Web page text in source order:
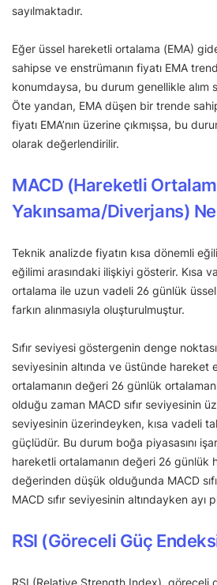
sayılmaktadır.
Eğer üssel hareketli ortalama (EMA)
sahipse ve enstrümanın fiyatı EMA
konumdaysa, bu durum genellikle alım
Öte yandan, EMA düşen bir trende
fiyatı EMA’nın üzerine çıkmışsa, bu
olarak değerlendirilir.
MACD (Hareketli
Yakınsama/Diverjans)
Teknik analizde fiyatın kısa dönemli
eğilimi arasındaki ilişkiyi gösterir. Kısa
ortalama ile uzun vadeli 26 günlük
farkın alınmasıyla oluşturulmuştur.
Sıfır seviyesi göstergenin denge
seviyesinin altında ve üstünde hareket
ortalamanın değeri 26 günlük
olduğu zaman MACD sıfır seviyesinin
seviyesinin üzerindeyken, kısa vadeli
güçlüdür. Bu durum boğa piyasasını
hareketli ortalamanın değeri 26 günlük
değerinden düşük olduğunda MACD
MACD sıfır seviyesinin altındayken ayı
RSI (Göreceli Güç